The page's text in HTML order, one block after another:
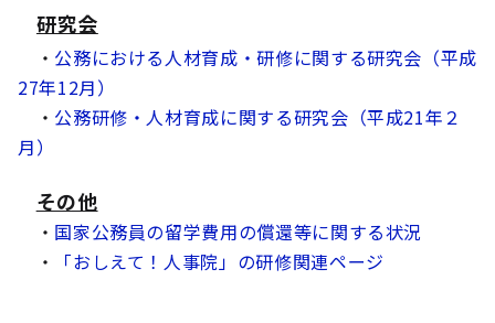
研究会
・ 公務における人材育成・研修に関する研究会（平成
27年12月）
・ 公務研修・人材育成に関する研究会（平成21年２
月）
その他
・ 国家公務員の留学費用の償還等に関する状況
・
「おしえて！人事院」の研修関連ページ